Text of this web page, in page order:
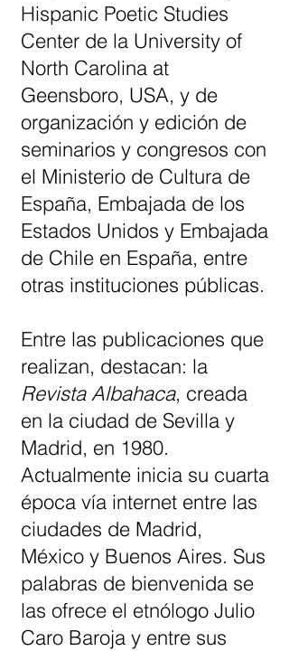
Hispanic Poetic Studies
Center de la University of
North Carolina at
Geensboro, USA, y de
organización y edición de
seminarios y congresos con
el Ministerio de Cultura de
España, Embajada de los
Estados Unidos y Embajada
de Chile en España, entre
otras instituciones públicas.
Entre las publicaciones que
realizan, destacan: la
Revista Albahaca, creada
en la ciudad de Sevilla y
Madrid, en 1980.
Actualmente inicia su cuarta
época vía internet entre las
ciudades de Madrid,
México y Buenos Aires. Sus
palabras de bienvenida se
las ofrece el etnólogo Julio
Caro Baroja y entre sus